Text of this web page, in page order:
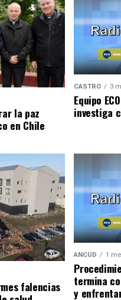
la paz
en Chile
CASTRO 3
Equipo
investiga
falencias
ANCUD 1
termina
y